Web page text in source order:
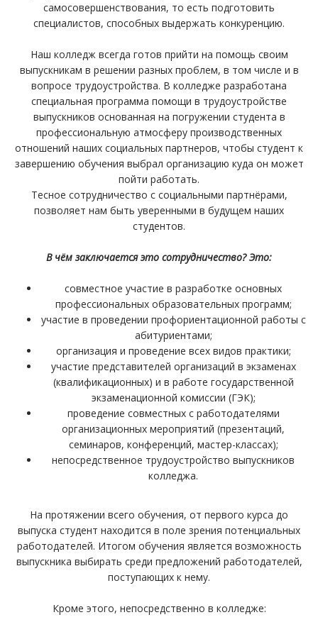
самосовершенствования, то есть подготовить
специалистов, способных выдержать конкуренцию.
Наш колледж всегда готов прийти на помощь своим
выпускникам в решении разных проблем, в том числе и в
вопросе трудоустройства. В колледже разработана
специальная программа помощи в трудоустройстве
выпускников основанная на погружении студента в
профессиональную атмосферу производственных
отношений наших социальных партнеров, чтобы студент к
завершению обучения выбрал организацию куда он может
пойти работать.
Тесное сотрудничество с социальными партнёрами,
позволяет нам быть уверенными в будущем наших
студентов.
В чём заключается это сотрудничество? Это:
совместное участие в разработке основных
профессиональных образовательных программ;
участие в проведении профориентационной работы с
абитуриентами;
организация и проведение всех видов практики;
участие представителей организаций в экзаменах
(квалификационных) и в работе государственной
экзаменационной комиссии (ГЭК);
проведение совместных с работодателями
организационных мероприятий (презентаций,
семинаров, конференций, мастер-классах);
непосредственное трудоустройство выпускников
колледжа.
На протяжении всего обучения, от первого курса до
выпуска студент находится в поле зрения потенциальных
работодателей. Итогом обучения является возможность
выпускника выбирать среди предложений работодателей,
поступающих к нему.
Кроме этого, непосредственно в колледже: